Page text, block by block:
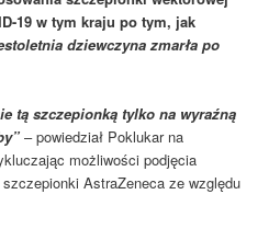
19 w tym kraju po tym, jak
dziewczyna zmarła po
tą szczepionką tylko na wyraźną
– powiedział Poklukar na
możliwości podjęcia
AstraZeneca ze względu